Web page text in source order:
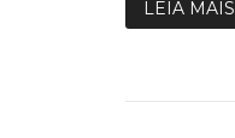
LEIA MAIS